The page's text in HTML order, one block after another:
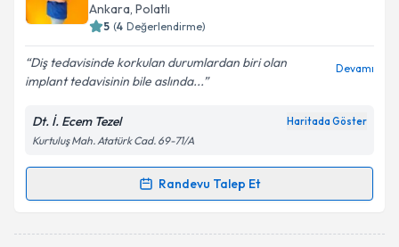
Ankara, Polatlı
5 (4 Değerlendirme)
Diş tedavisinde korkulan durumlardan biri olan
implant tedavisinin bile aslında...
Devamı
Dt. İ. Ecem Tezel Haritada Göster
Kurtuluş Mah. Atatürk Cad. 69-71/A
Randevu Talep Et
Randevu Takvimi Talebi